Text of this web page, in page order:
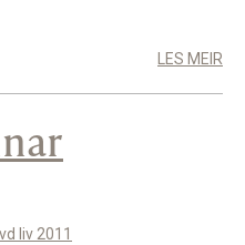
LES MEIR
liv 2011